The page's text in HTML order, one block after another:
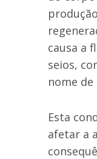
causa a
seios,
nome
Esta
afetar a